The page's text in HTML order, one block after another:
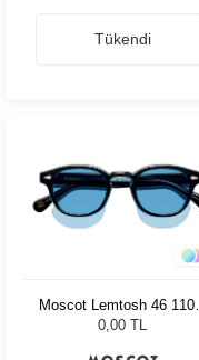
Tükendi
Moscot Lemtosh 46 110 Ii
Blue Celebrity Blue
0,00 TL